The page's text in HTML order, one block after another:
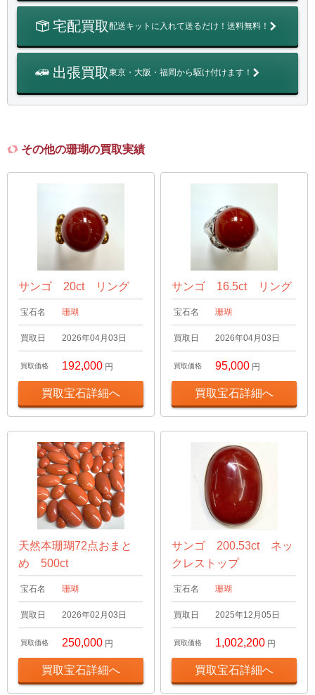
宅配買取配送キットに入れて送るだけ！送料無料！
出張買取東京・大阪・福岡から駆け付けます！
その他の珊瑚の買取実績
サンゴ 20ct リング
宝石名 珊瑚
買取日 2026年04月03日
買取価格 192,000 円
買取宝石詳細へ
サンゴ 16.5ct リング
宝石名 珊瑚
買取日 2026年04月03日
買取価格 95,000 円
買取宝石詳細へ
天然本珊瑚72点おまと
め 500ct
宝石名 珊瑚
買取日 2026年02月03日
買取価格 250,000 円
買取宝石詳細へ
サンゴ 200.53ct ネッ
クレストップ
宝石名 珊瑚
買取日 2025年12月05日
買取価格 1,002,200 円
買取宝石詳細へ